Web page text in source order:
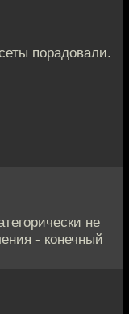
порадовали.
не
- конечный